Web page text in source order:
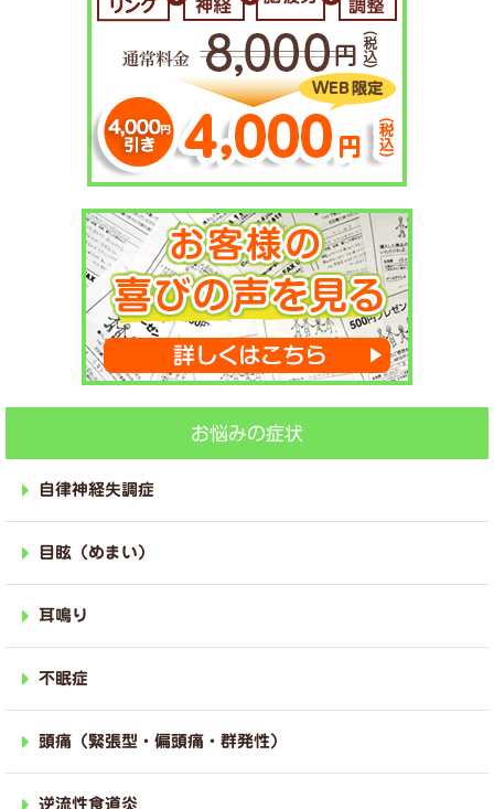
お悩みの症状
自律神経失調症
目眩（めまい）
耳鳴り
不眠症
頭痛（緊張型・偏頭痛・群発性）
逆流性食道炎